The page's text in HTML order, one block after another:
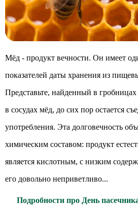
Мёд - продукт вечности. Он имеет
показателей даты хранения из
Представьте, найденный в
в сосудах мёд, до сих пор остается
употребления. Эта долговечность
химическим составом: продукт
является кислотным, с низким
его довольно неприветливо...
Подробности про День